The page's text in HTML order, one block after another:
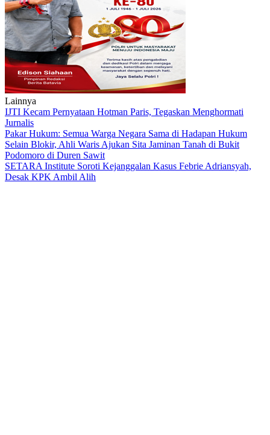
Lainnya
IJTI Kecam Pernyataan Hotman Paris, Tegaskan Menghormati
Jurnalis
Pakar Hukum: Semua Warga Negara Sama di Hadapan Hukum
Selain Blokir, Ahli Waris Ajukan Sita Jaminan Tanah di Bukit
Podomoro di Duren Sawit
SETARA Institute Soroti Kejanggalan Kasus Febrie Adriansyah,
Desak KPK Ambil Alih